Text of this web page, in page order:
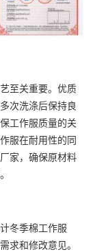
至关重要。优质
次洗涤后保持良
工作服质量的关
服在耐用性的同
家，确保原材料
冬季棉工作服
求和修改意见。